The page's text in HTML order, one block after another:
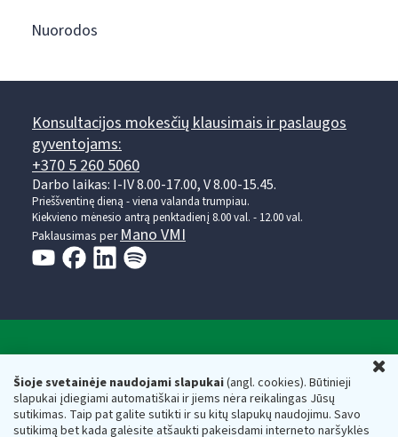
Šioje svetainėje naudojami slapukai(angl. cookies). Būtinieji
slapukai įdiegiami automatiškai ir jiems nėra reikalingas Jūsų
sutikimas. Taip pat galite sutikti ir su kitų slapukų naudojimu. Savo
sutikimą bet kada galėsite atšaukti pakeisdami interneto naršyklės
Nuorodos
Konsultacijos mokesčių klausimais ir paslaugos
gyventojams:
+370 5 260 5060
Darbo laikas: I-IV 8.00-17.00, V 8.00-15.45.
Prieššventinę dieną - viena valanda trumpiau.
Kiekvieno mėnesio antrą penktadienį 8.00 val. - 12.00 val.
Paklausimas per Mano VMI
Respublikos finansų ministerijos
Biudžetinė įstaiga. Juridinio asmens kodas — 188659752,
adresas: Vasario 16-osios g. 14, 01107 Vilnius, Lietuva, el.paštas: